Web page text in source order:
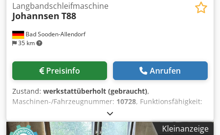
Bad Sooden-Allendorf
35 km
Langbandschleifmaschine
Johannsen T88
Preisinfo Anrufen
Zustand: werkstattüberholt (gebraucht),
Maschinen-/Fahrzeugnummer: 10728, Funktionsfähigkeit:
, Tischgröße 2300 x 900 mm Dcsdpfx
Aoiyp Rfjgljk
Kleinanzeige